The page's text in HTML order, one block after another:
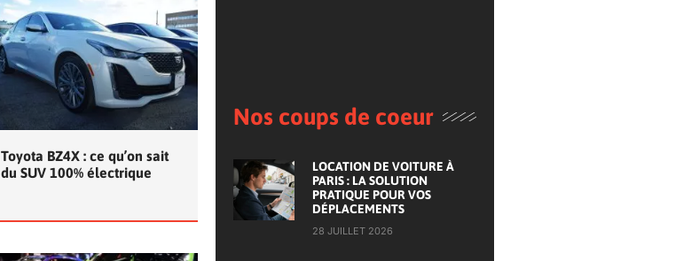
Toyota BZ4X : ce qu’on sait
du SUV 100% électrique
Nos coups de coeur
LOCATION DE VOITURE À
PARIS : LA SOLUTION
PRATIQUE POUR VOS
DÉPLACEMENTS
28 JUILLET 2026